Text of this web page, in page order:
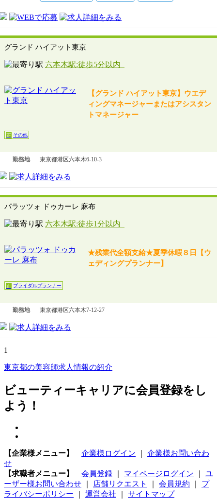
グランド ハイアット東京
六本木駅:徒歩5分以内
【グランド ハイアット東京】ウエデ
ィングマネージャーまたはアシスタン
トマネージャー
正 その他
勤務地 東京都港区六本木6-10-3
パラッツォ ドゥカーレ 麻布
六本木駅:徒歩1分以内
★残業代全額支給★夏季休暇８日【ウ
ェディングプランナー】
正 ブライダルプランナー
勤務地 東京都港区六本木7-12-27
1
東京都の美容師求人情報の紹介
ビューティーキャリアに会員登録をし
よう！
【企業様メニュー】 企業様ログイン
企業様お問い合わ
せ
【求職者メニュー】
会員登録 マイページログイン
ユ
ーザー様お問い合わせ
店舗リクエスト 会員規約
プ
ライバシーポリシー
運営会社 サイトマップ